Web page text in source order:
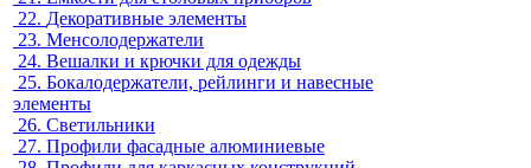
22. Декоративные элементы
23. Менсолодержатели
24. Вешалки и крючки для одежды
25. Бокалодержатели, рейлинги и навесные
элементы
26. Светильники
27. Профили фасадные алюминиевые